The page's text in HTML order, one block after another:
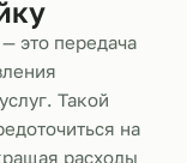
это передача
Такой
на
расходы